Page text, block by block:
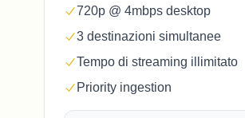
720p @ 4mbps desktop
3 destinazioni simultanee
Tempo di streaming illimitato
Priority ingestion